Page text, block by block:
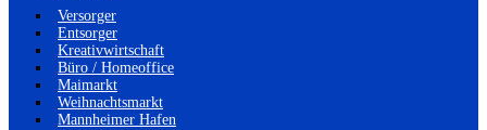
Versorger
Entsorger
Kreativwirtschaft
Büro / Homeoffice
Maimarkt
Weihnachtsmarkt
Mannheimer Hafen